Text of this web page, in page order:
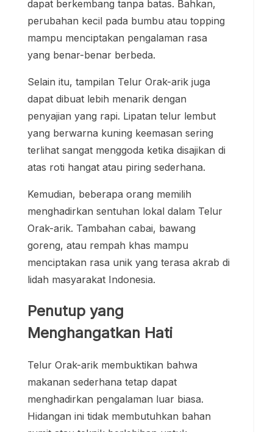
dapat berkembang tanpa batas. Bahkan,
perubahan kecil pada bumbu atau topping
mampu menciptakan pengalaman rasa
yang benar-benar berbeda.
Selain itu, tampilan Telur Orak-arik juga
dapat dibuat lebih menarik dengan
penyajian yang rapi. Lipatan telur lembut
yang berwarna kuning keemasan sering
terlihat sangat menggoda ketika disajikan di
atas roti hangat atau piring sederhana.
Kemudian, beberapa orang memilih
menghadirkan sentuhan lokal dalam Telur
Orak-arik. Tambahan cabai, bawang
goreng, atau rempah khas mampu
menciptakan rasa unik yang terasa akrab di
lidah masyarakat Indonesia.
Penutup yang
Menghangatkan Hati
Telur Orak-arik membuktikan bahwa
makanan sederhana tetap dapat
menghadirkan pengalaman luar biasa.
Hidangan ini tidak membutuhkan bahan